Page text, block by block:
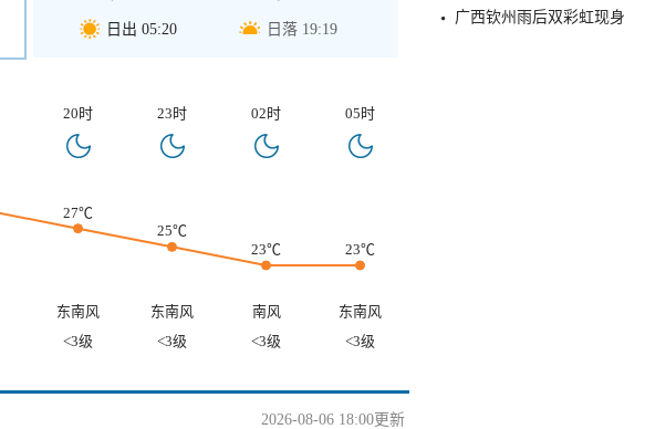
日出 05:20 日落 19:19
20时 23时 02时 05时
27℃
25℃
23℃
23℃
东南风 东南风 南风
东南风
<3级 <3级 <3级 <3级
2026-08-06 18:00更新
广西钦州雨后双彩虹现身